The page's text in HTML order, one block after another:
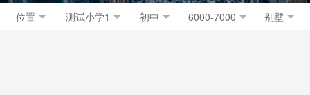
位置 测试小学1 初中 6000-7000 别墅